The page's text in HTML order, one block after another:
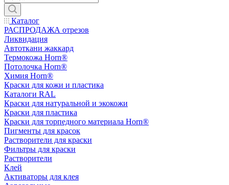
Каталог
РАСПРОДАЖА отрезов
Ликвидация
Автоткани жаккард
Термокожа Horn®
Потолочка Horn®
Химия Horn®
Краски для кожи и пластика
Каталоги RAL
Краски для натуральной и экокожи
Краски для пластика
Краски для торпедного материала Horn®
Пигменты для красок
Растворители для краски
Фильтры для краски
Растворители
Клей
Активаторы для клея